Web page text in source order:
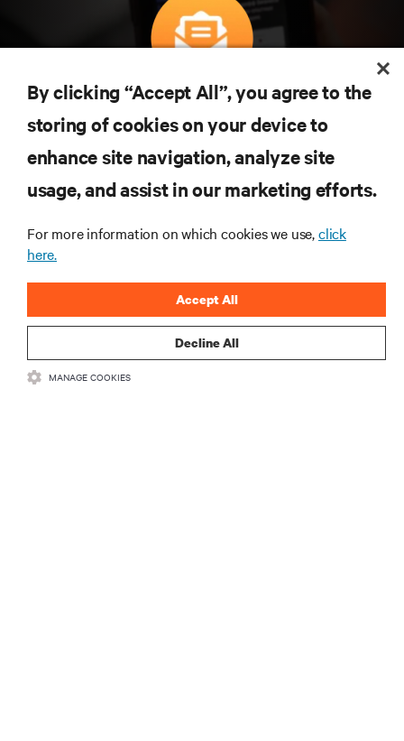
구독을 통해 최신 기술 동향을 받아 보세요
데이터 센터 및 인프라 관리에 관한 최신 논의
와 전문가 인사이트를 통해 업계에서 가장 중
요한 주제에 대한 정기적인 업데이트를 받아
볼 수 있습니다.
지금 가입하기
By clicking “Accept All”, you agree to the
storing of cookies on your device to
enhance site navigation, analyze site
usage, and assist in our marketing efforts.
For more information on which cookies we use,click
here.
Decline All
Accept All
MANAGE COOKIES